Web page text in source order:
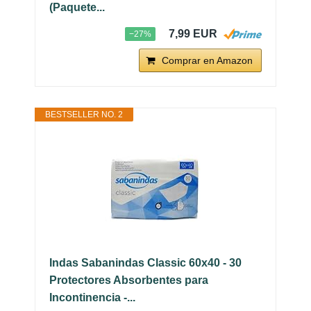
(Paquete...
−27% 7,99 EUR
Comprar en Amazon
BESTSELLER NO. 2
Indas Sabanindas Classic 60x40 - 30
Protectores Absorbentes para
Incontinencia -...